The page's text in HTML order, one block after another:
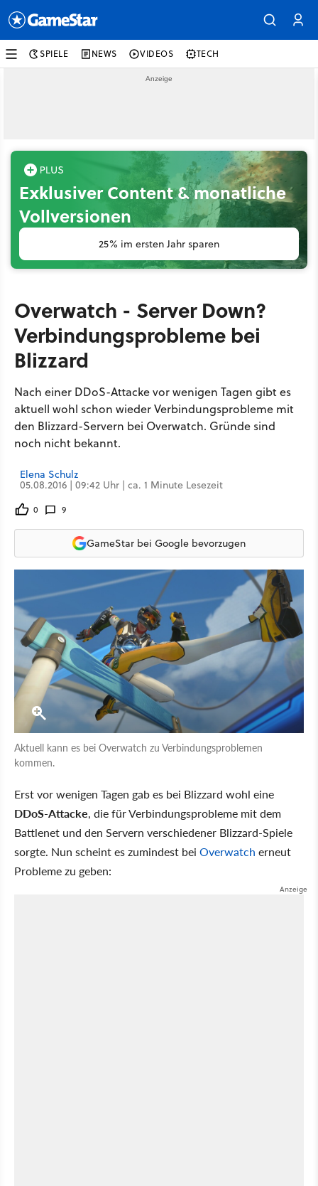
SPIELE NEWS VIDEOS TECH
Exklusiver Content & monatliche
Vollversionen
25% im ersten Jahr sparen
Overwatch - Server Down?
Verbindungsprobleme bei
Blizzard
Nach einer DDoS-Attacke vor wenigen Tagen gibt es
aktuell wohl schon wieder Verbindungsprobleme mit
den Blizzard-Servern bei Overwatch. Gründe sind
noch nicht bekannt.
Elena Schulz
05.08.2016 | 09:42 Uhr | ca. 1 Minute Lesezeit
0 9
GameStar bei Google bevorzugen
Aktuell kann es bei Overwatch zu Verbindungsproblemen
kommen.
Erst vor wenigen Tagen gab es bei Blizzard wohl eine
DDoS-Attacke, die für Verbindungsprobleme mit dem
Battlenet und den Servern verschiedener Blizzard-Spiele
sorgte. Nun scheint es zumindest bei Overwatch erneut
Probleme zu geben: